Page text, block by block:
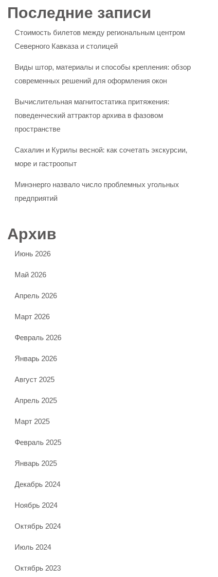
Последние записи
Стоимость билетов между региональным центром
Северного Кавказа и столицей
Виды штор, материалы и способы крепления: обзор
современных решений для оформления окон
Вычислительная магнитостатика притяжения:
поведенческий аттрактор архива в фазовом
пространстве
Сахалин и Курилы весной: как сочетать экскурсии,
море и гастроопыт
Минэнерго назвало число проблемных угольных
предприятий
Архив
Июнь 2026
Май 2026
Апрель 2026
Март 2026
Февраль 2026
Январь 2026
Август 2025
Апрель 2025
Март 2025
Февраль 2025
Январь 2025
Декабрь 2024
Ноябрь 2024
Октябрь 2024
Июль 2024
Октябрь 2023